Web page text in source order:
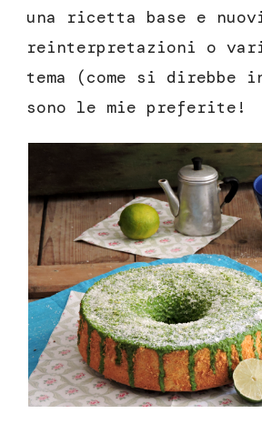
una ricetta base e
reinterpretazioni o
tema (come si direbbe
sono le mie preferite!